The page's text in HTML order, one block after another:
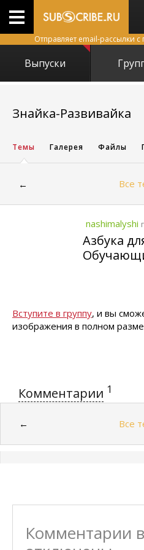
Отправляет email-рассылки
Выпуски
Знайка-Развивайка
Темы Галерея Файлы
← Все
nashimalyshi
Азбука
Вступите в группу, и вы
изображения в полном
Комментарии 1
← Все
Комментарии